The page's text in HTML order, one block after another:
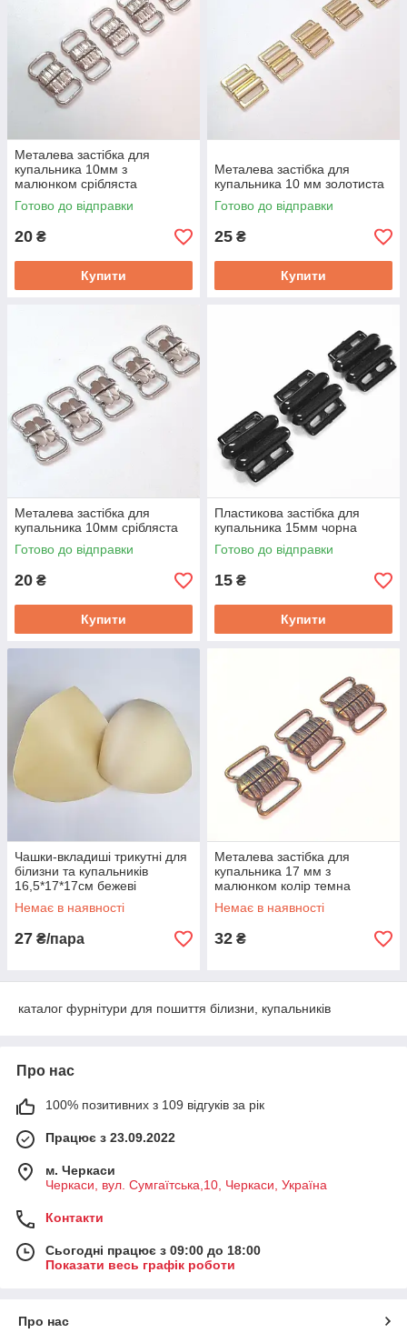
Металева застібка для
купальника 10мм з
малюнком срібляста
Готово до відправки
20 ₴
Купити
Металева застібка для
купальника 10 мм золотиста
Готово до відправки
25 ₴
Купити
Металева застібка для
купальника 10мм срібляста
Готово до відправки
20 ₴
Купити
Пластикова застібка для
купальника 15мм чорна
Готово до відправки
15 ₴
Купити
Чашки-вкладиші трикутні для
білизни та купальників
16,5*17*17см бежеві
Немає в наявності
27 ₴/пара
Металева застібка для
купальника 17 мм з
малюнком колір темна
латунь
Немає в наявності
32 ₴
каталог фурнітури для пошиття білизни, купальників
Про нас
100% позитивних з 109 відгуків за рік
Працює з 23.09.2022
м. Черкаси
Черкаси, вул. Сумгаїтська,10, Черкаси, Україна
Контакти
Сьогодні працює з 09:00 до 18:00
Показати весь графік роботи
Про нас